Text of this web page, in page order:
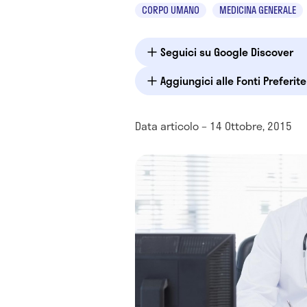
CORPO UMANO MEDICINA GENERALE
Seguici su Google Discover
Aggiungici alle Fonti
Data articolo – 14 Ottobre, 2015